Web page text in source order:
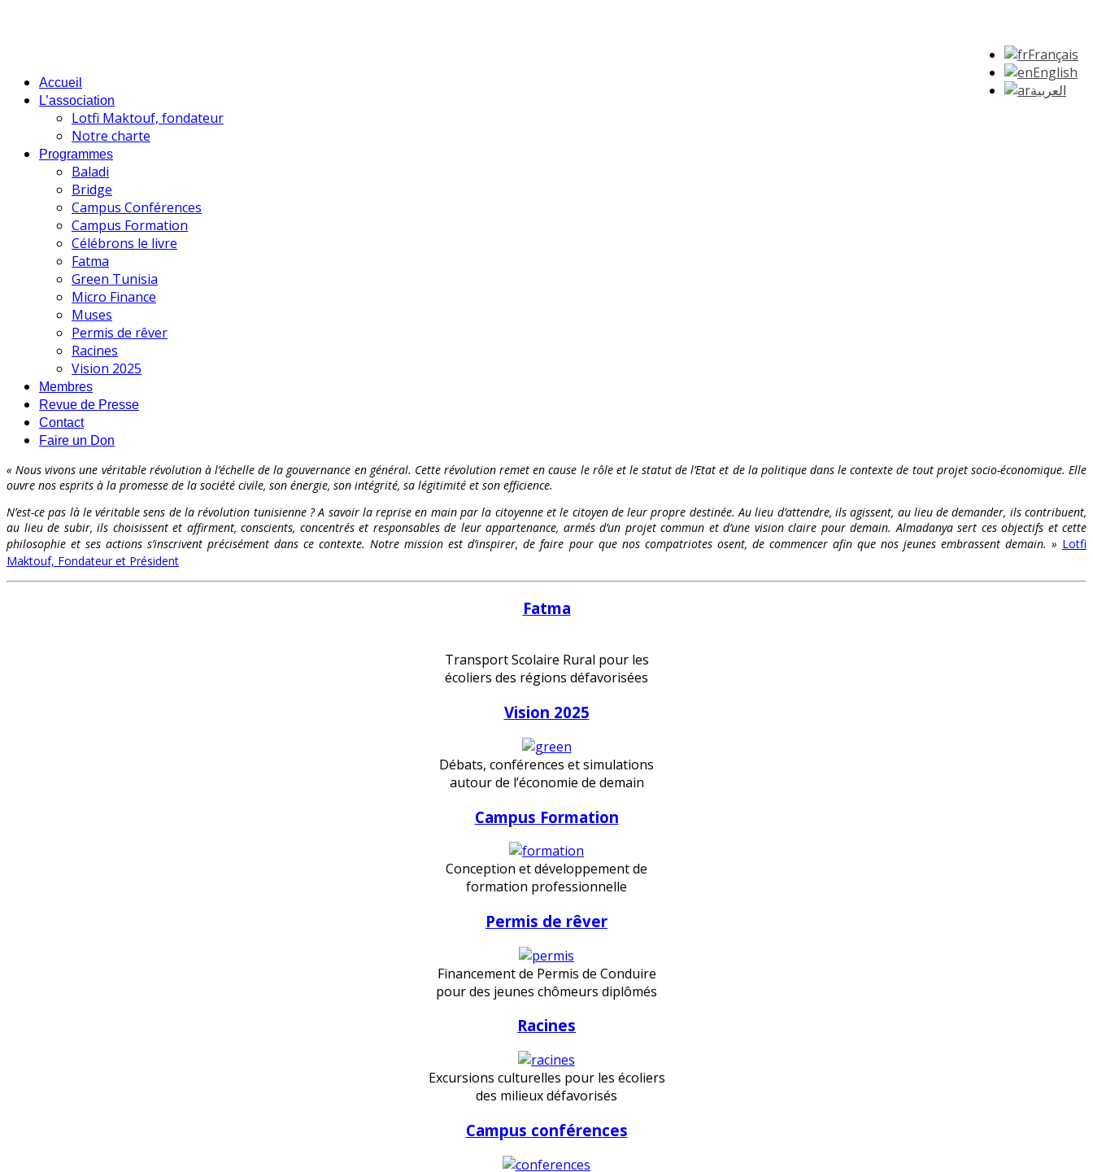
Français
English
العربية
Accueil
L’association
Lotfi Maktouf, fondateur
Notre charte
Programmes
Baladi
Bridge
Campus Conférences
Campus Formation
Célébrons le livre
Fatma
Green Tunisia
Micro Finance
Muses
Permis de rêver
Racines
Vision 2025
Membres
Revue de Presse
Contact
Faire un Don
« Nous vivons une véritable révolution à l’échelle de la gouvernance en général. Cette révolution remet en cause le rôle et le statut de l’Etat et de la politique dans le contexte de tout projet socio-économique. Elle
ouvre nos esprits à la promesse de la société civile, son énergie, son intégrité, sa légitimité et son efficience.
N’est-ce pas là le véritable sens de la révolution tunisienne ? A savoir la reprise en main par la citoyenne et le citoyen de leur propre destinée. Au lieu d’attendre, ils agissent, au lieu de demander, ils contribuent,
au lieu de subir, ils choisissent et affirment, conscients, concentrés et responsables de leur appartenance, armés d’un projet commun et d’une vision claire pour demain. Almadanya sert ces objectifs et cette
philosophie et ses actions s’inscrivent précisément dans ce contexte. Notre mission est d’inspirer, de faire pour que nos compatriotes osent, de commencer afin que nos jeunes embrassent demain. » Lotfi
Maktouf, Fondateur et Président
Fatma
Transport Scolaire Rural pour les
écoliers des régions défavorisées
Vision 2025
Débats, conférences et simulations
autour de l’économie de demain
Campus Formation
Conception et développement de
formation professionnelle
Permis de rêver
Financement de Permis de Conduire
pour des jeunes chômeurs diplômés
Racines
Excursions culturelles pour les écoliers
des milieux défavorisés
Campus conférences